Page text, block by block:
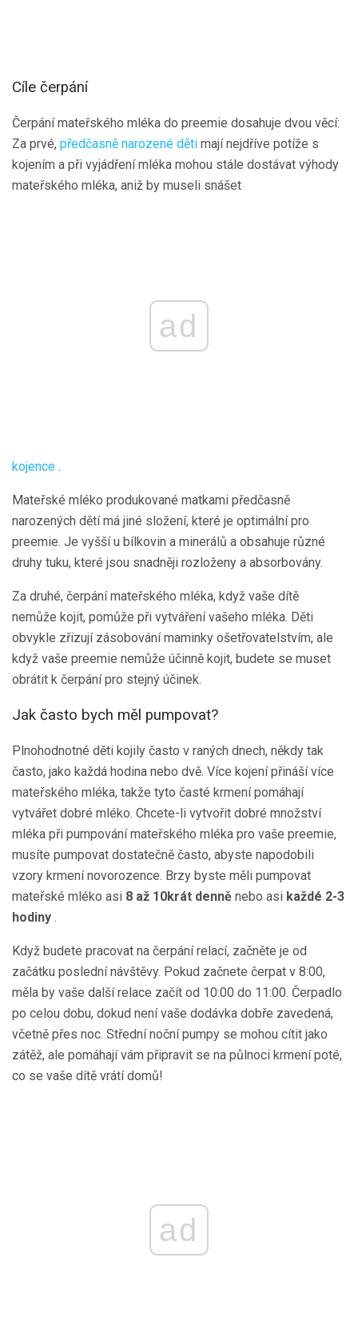
Cíle čerpání
Čerpání mateřského mléka do preemie dosahuje dvou věcí:
Za prvé, předčasně narozené děti mají nejdříve potíže s
kojením a při vyjádření mléka mohou stále dostávat výhody
mateřského mléka, aniž by museli snášet
ad
kojence .
Mateřské mléko produkované matkami předčasně
narozených dětí má jiné složení, které je optimální pro
preemie. Je vyšší u bílkovin a minerálů a obsahuje různé
druhy tuku, které jsou snadněji rozloženy a absorbovány.
Za druhé, čerpání mateřského mléka, když vaše dítě
nemůže kojit, pomůže při vytváření vašeho mléka. Děti
obvykle zřizují zásobování maminky ošetřovatelstvím, ale
když vaše preemie nemůže účinně kojit, budete se muset
obrátit k čerpání pro stejný účinek.
Jak často bych měl pumpovat?
Plnohodnotné děti kojily často v raných dnech, někdy tak
často, jako každá hodina nebo dvě. Více kojení přináší více
mateřského mléka, takže tyto časté krmení pomáhají
vytvářet dobré mléko. Chcete-li vytvořit dobré množství
mléka při pumpování mateřského mléka pro vaše preemie,
musíte pumpovat dostatečně často, abyste napodobili
vzory krmení novorozence. Brzy byste měli pumpovat
mateřské mléko asi 8 až 10krát denně nebo asi každé 2-3
hodiny .
Když budete pracovat na čerpání relací, začněte je od
začátku poslední návštěvy. Pokud začnete čerpat v 8:00,
měla by vaše další relace začít od 10:00 do 11:00. Čerpadlo
po celou dobu, dokud není vaše dodávka dobře zavedená,
včetně přes noc. Střední noční pumpy se mohou cítit jako
zátěž, ale pomáhají vám připravit se na půlnoci krmení poté,
co se vaše dítě vrátí domů!
ad